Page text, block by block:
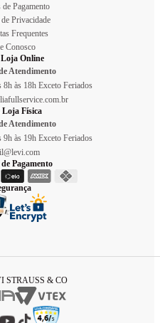
Pagamento
Privacidade
Frequentes
Conosco
Online
Atendimento
8h às 18h Exceto Feriados
Loja Física
Atendimento
9h às 19h Exceto Feriados
Pagamento
STRAUSS & CO